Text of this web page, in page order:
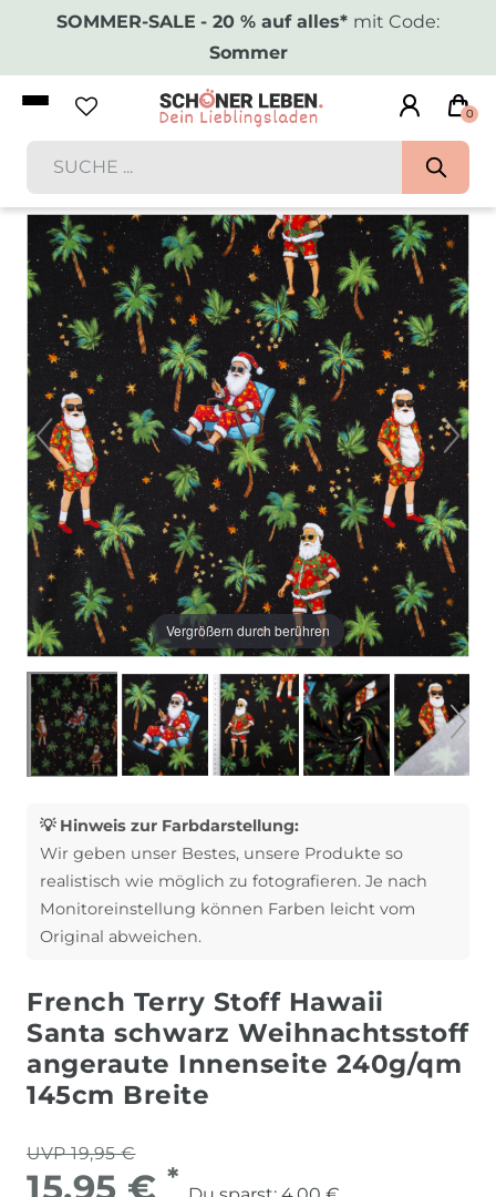
SOMMER-SALE - 20 % auf alles* mit Code:
Sommer
0
Vergrößern durch berühren
💡 Hinweis zur Farbdarstellung:
Wir geben unser Bestes, unsere Produkte so
realistisch wie möglich zu fotografieren. Je nach
Monitoreinstellung können Farben leicht vom
Original abweichen.
French Terry Stoff Hawaii
Santa schwarz Weihnachtsstoff
angeraute Innenseite 240g/qm
145cm Breite
UVP 19,95 €
15,95 € *